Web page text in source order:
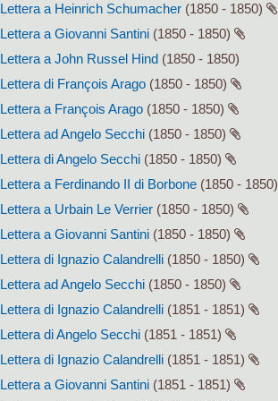
Lettera a Heinrich Schumacher (1850 - 1850)
Lettera a Giovanni Santini (1850 - 1850)
Lettera a John Russel Hind (1850 - 1850)
Lettera di François Arago (1850 - 1850)
Lettera a François Arago (1850 - 1850)
Lettera ad Angelo Secchi (1850 - 1850)
Lettera di Angelo Secchi (1850 - 1850)
Lettera a Ferdinando II di Borbone (1850 - 1850)
Lettera a Urbain Le Verrier (1850 - 1850)
Lettera a Giovanni Santini (1850 - 1850)
Lettera di Ignazio Calandrelli (1850 - 1850)
Lettera ad Angelo Secchi (1850 - 1850)
Lettera di Ignazio Calandrelli (1851 - 1851)
Lettera di Angelo Secchi (1851 - 1851)
Lettera di Ignazio Calandrelli (1851 - 1851)
Lettera a Giovanni Santini (1851 - 1851)